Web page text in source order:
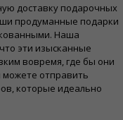
доставку подарочных
продуманные подарки
Наша
эти изысканные
вовремя, где бы они
отправить
которые идеально